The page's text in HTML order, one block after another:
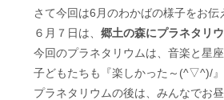
さて今回は6月のわかばの様子をお
６月７日は、 郷土の森にプラネタリ
今回のプラネタリウムは、音楽と星
子どもたちも『楽しかった～(^▽^)/』
プラネタリウムの後は、みんなでお